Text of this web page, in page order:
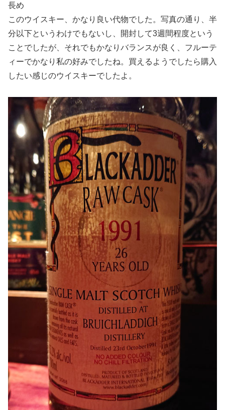
長め
このウイスキー、かなり良い代物でした。写真の通り、半
分以下というわけでもないし、開封して3週間程度という
ことでしたが、それでもかなりバランスが良く、フルーテ
ィーでかなり私の好みでしたね。買えるようでしたら購入
したい感じのウイスキーでしたよ。